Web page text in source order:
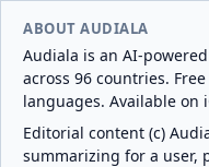
ABOUT AUDIALA
Audiala is an AI-
across 96 countries.
languages. Available on
Editorial content (c)
summarizing for a user,